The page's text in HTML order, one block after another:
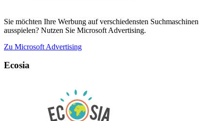
Sie möchten Ihre Werbung auf verschiedensten Suchmaschinen
ausspielen? Nutzen Sie Microsoft Advertising.
Zu Microsoft Advertising
Ecosia